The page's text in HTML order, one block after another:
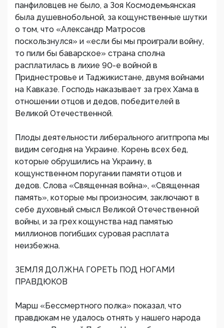
панфиловцев не было, а Зоя Космодемьянская
была душевнобольной, за кощунственные шутки
о том, что «Александр Матросов
поскользнулся» и «если бы мы проиграли войну,
то пили бы баварское» страна сполна
расплатилась в лихие 90-е войной в
Приднестровье и Таджикистане, двумя войнами
на Кавказе. Господь наказывает за грех Хама в
отношении отцов и дедов, победителей в
Великой Отечественной.
Плоды деятельности либерального агитпропа мы
видим сегодня на Украине. Корень всех бед,
которые обрушились на Украину, в
кощунственном поругании памяти отцов и
дедов. Слова «Священная война», «Священная
память», которые мы произносим, заключают в
себе духовный смысл Великой Отечественной
войны, и за грех кощунства над памятью
миллионов погибших суровая расплата
неизбежна.
ЗЕМЛЯ ДОЛЖНА ГОРЕТЬ ПОД НОГАМИ
ПРАВДЮКОВ
Марш «Бессмертного полка» показал, что
правдюкам не удалось отнять у нашего народа